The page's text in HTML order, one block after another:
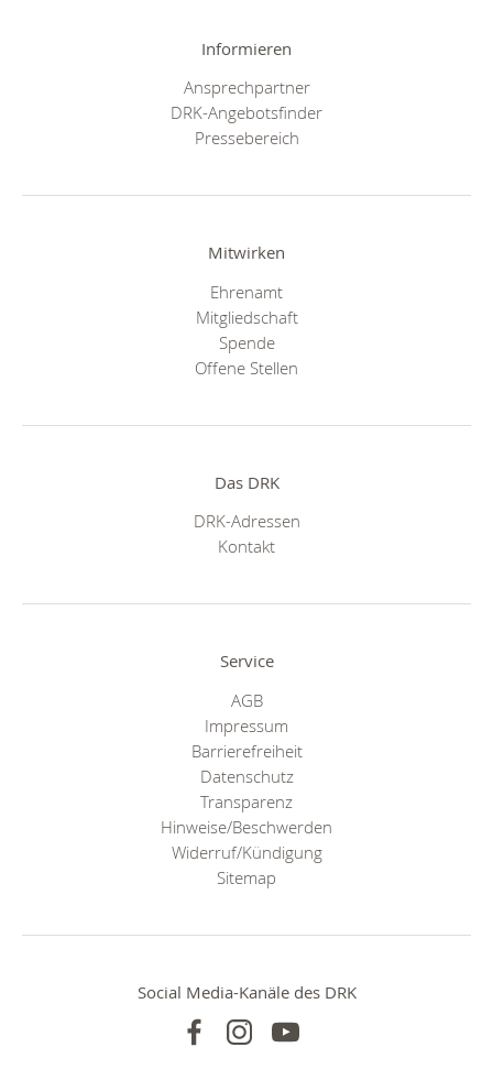
Informieren
Ansprechpartner
DRK-Angebotsfinder
Pressebereich
Mitwirken
Ehrenamt
Mitgliedschaft
Spende
Offene Stellen
Das DRK
DRK-Adressen
Kontakt
Service
AGB
Impressum
Barrierefreiheit
Datenschutz
Transparenz
Hinweise/Beschwerden
Widerruf/Kündigung
Sitemap
Social Media-Kanäle des DRK